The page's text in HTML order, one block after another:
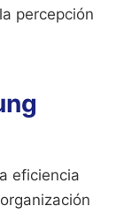
percepción
eficiencia